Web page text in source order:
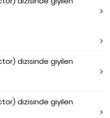
dizisinde giyilen
dizisinde giyilen